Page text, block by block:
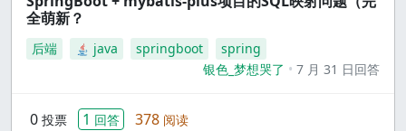
全萌新？
后端 java springboot
spring
银色_梦想哭了
7 月 31 日回答
0 投票 1 回答 378 阅读